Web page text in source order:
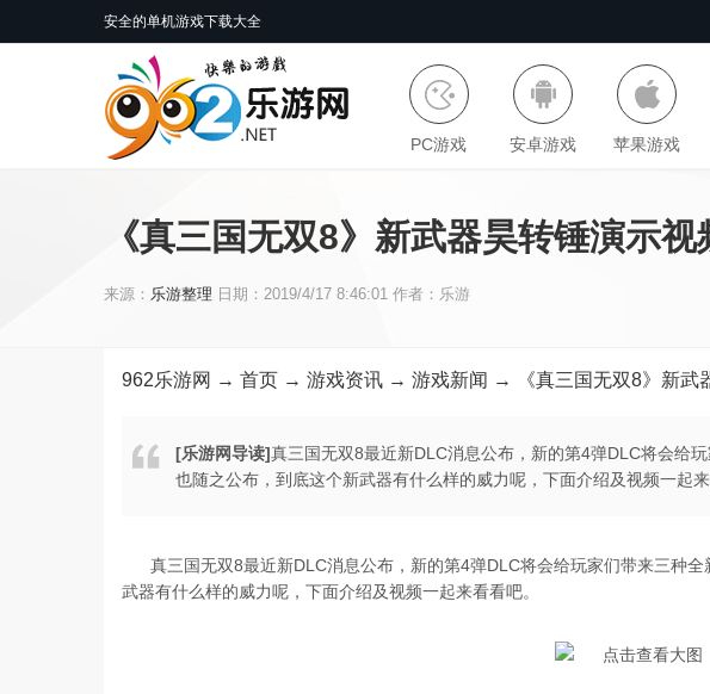
安全的单机游戏下载大全
PC游戏 安卓游戏 苹果游戏
《真三国无双8》新武器昊转锤演示视
来源： 乐游整理 日期：2019/4/17 8:46:01 作者：乐游
962乐游网 → 首页 → 游戏资讯 → 游戏新闻 → 《真三国无双8》新武
[乐游网导读]真三国无双8最近新DLC消息公布，新的第4弹DLC将会给
也随之公布，到底这个新武器有什么样的威力呢，下面介绍及视频一起来
真三国无双8最近新DLC消息公布，新的第4弹DLC将会给玩家们带来三种
武器有什么样的威力呢，下面介绍及视频一起来看看吧。